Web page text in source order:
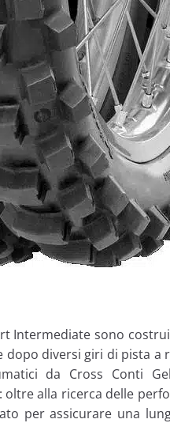
Intermediate sono
dopo diversi giri di pista
da Cross Conti
alla ricerca delle
per assicurare una